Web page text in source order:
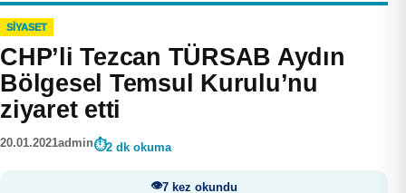
SIYASET
CHP’li Tezcan TÜRSAB Aydın
Bölgesel Temsul Kurulu’nu
ziyaret etti
20.01.2021admin 2 dk okuma
7 kez okundu